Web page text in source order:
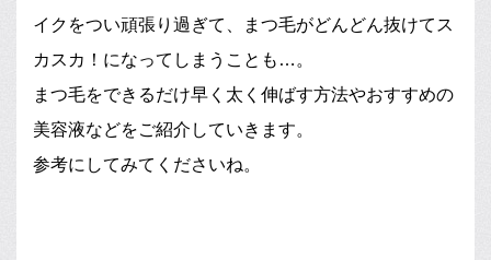
イクをつい頑張り過ぎて、まつ毛がどんどん抜けてス
カスカ！になってしまうことも…。
まつ毛をできるだけ早く太く伸ばす方法やおすすめの
美容液などをご紹介していきます。
参考にしてみてくださいね。